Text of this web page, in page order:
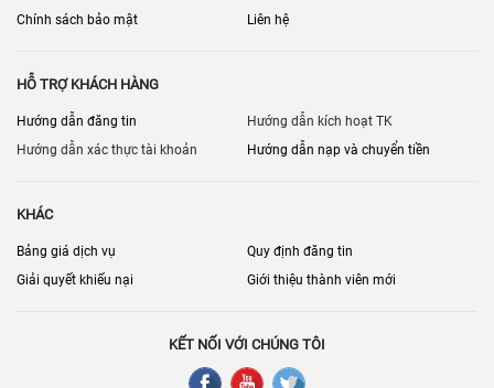
Quy hoạch khu vực, lộ giới
Khả năng cải tạo/đổi công năng
Điều khoản chuyển giao tài sản, thương hiệu (nếu có)
[Bán nhà mặt phố Đồng Nai Bán cửa hàng – kiot Đồng Nai
Chính sách bảo mật
Liên hệ
HỖ TRỢ KHÁCH HÀNG
Hướng dẫn đăng tin
Hướng dẫn kích hoạt TK
Hướng dẫn xác thực tài khoản
Hướng dẫn nạp và chuyển tiền
KHÁC
Bảng giá dịch vụ
Quy định đăng tin
Giải quyết khiếu nại
Giới thiệu thành viên mới
KẾT NỐI VỚI CHÚNG TÔI